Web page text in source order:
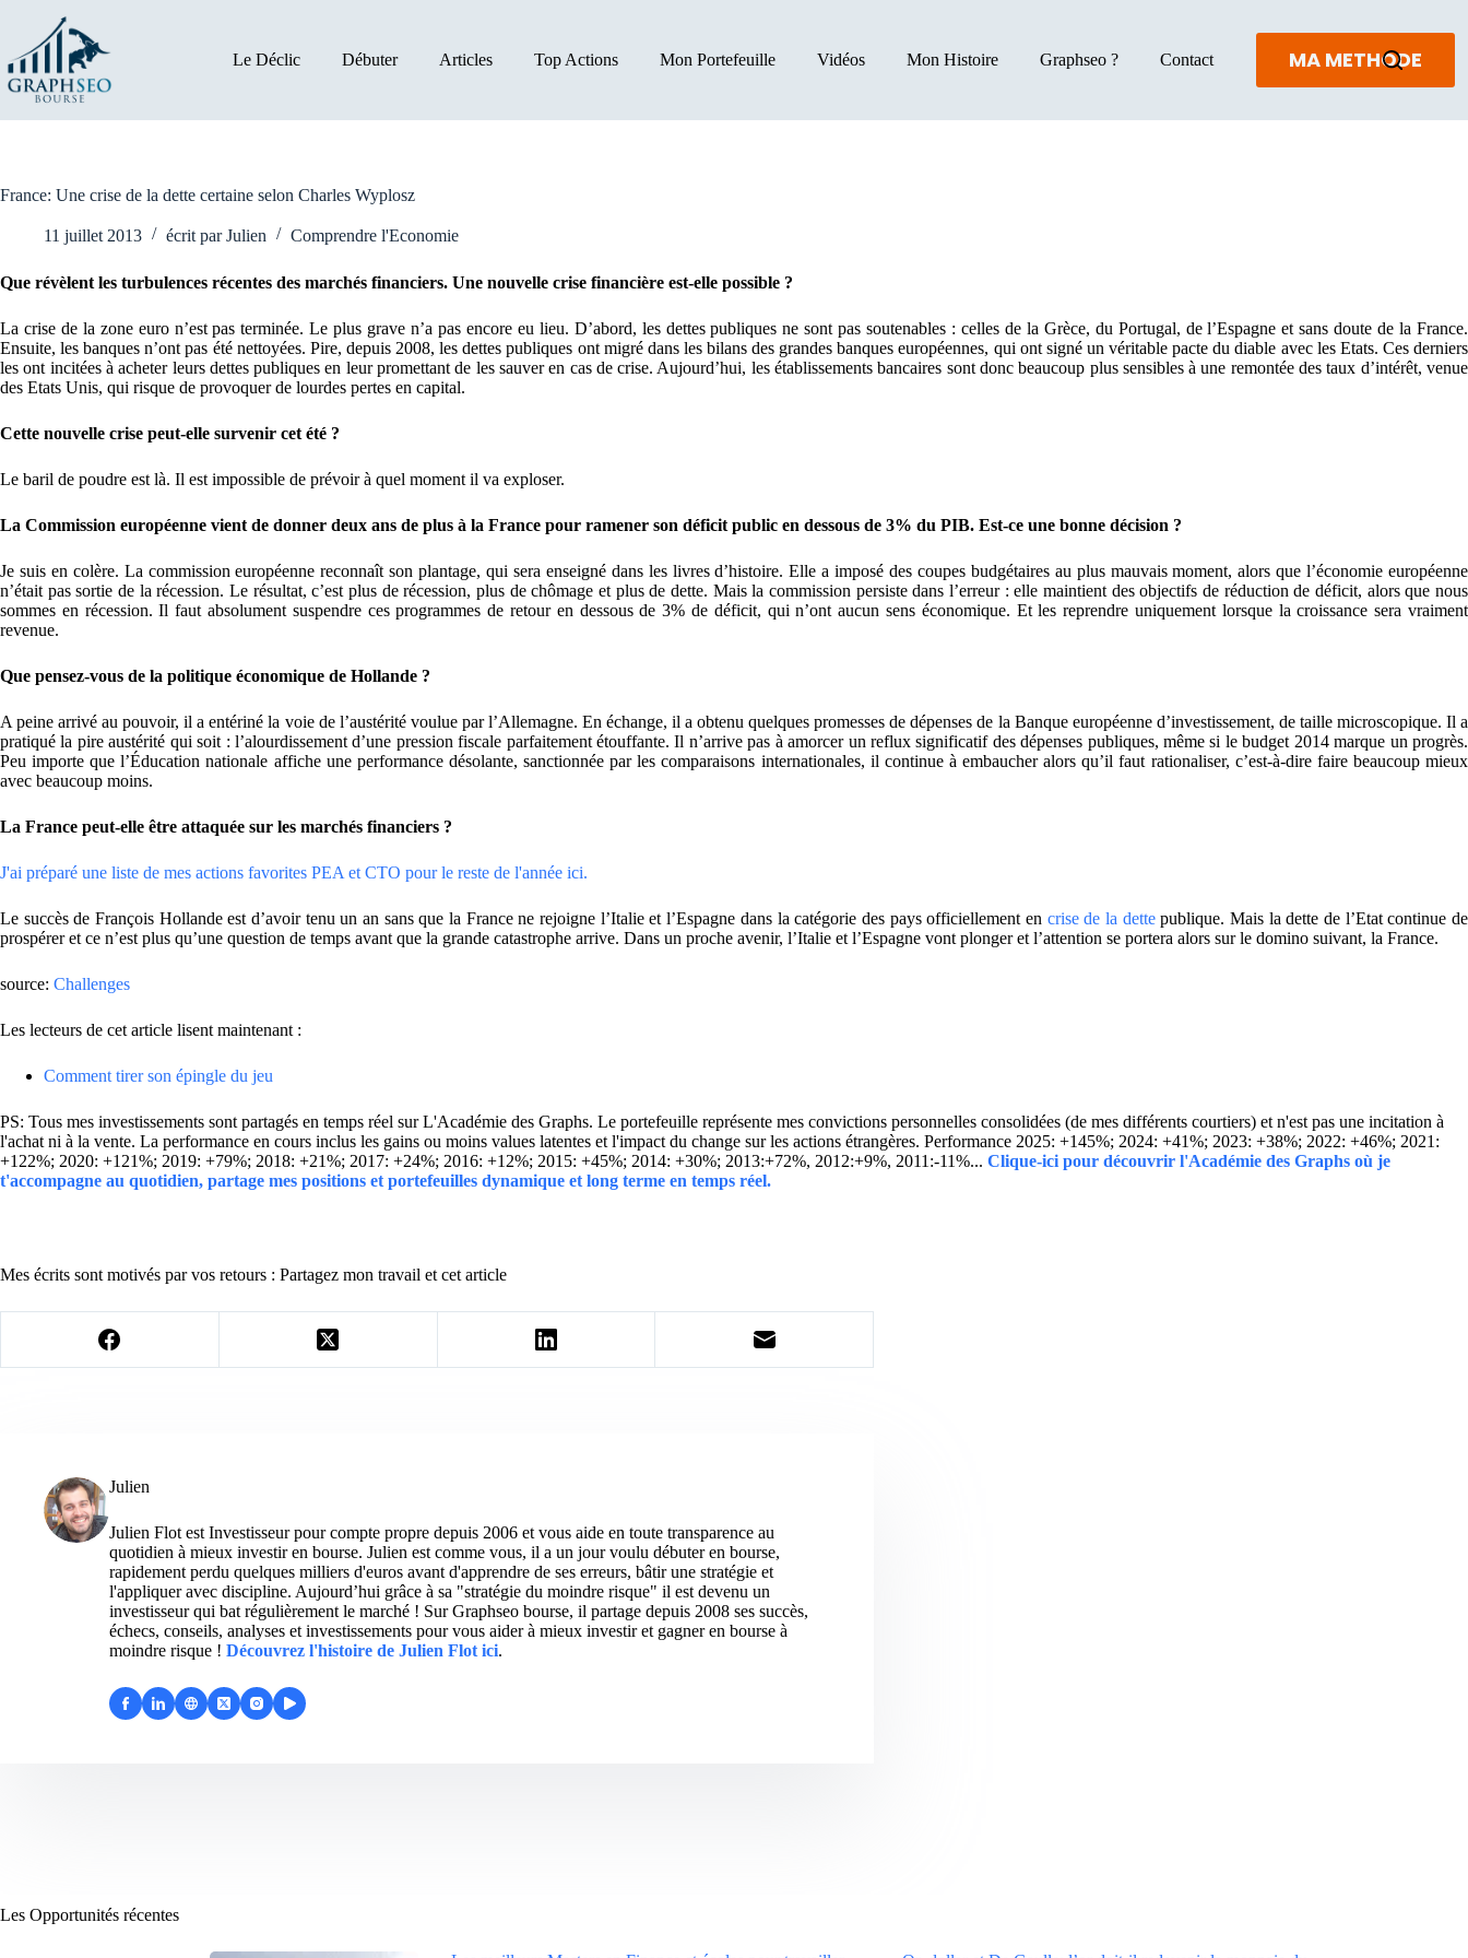
contenu
Le Déclic Débuter Articles Top Actions Mon Portefeuille Vidéos Mon Histoire Graphseo ? Contact MA METHODE
France: Une crise de la dette certaine selon Charles Wyplosz
11 juillet 2013 écrit par Julien Comprendre l'Economie
Que révèlent les turbulences récentes des marchés financiers. Une nouvelle crise financière est-elle possible ?
La crise de la zone euro n’est pas terminée. Le plus grave n’a pas encore eu lieu. D’abord, les dettes publiques ne sont pas soutenables : celles de la Grèce, du Portugal, de l’Espagne et sans doute de la France.
Ensuite, les banques n’ont pas été nettoyées. Pire, depuis 2008, les dettes publiques ont migré dans les bilans des grandes banques européennes, qui ont signé un véritable pacte du diable avec les Etats. Ces derniers
les ont incitées à acheter leurs dettes publiques en leur promettant de les sauver en cas de crise. Aujourd’hui, les établissements bancaires sont donc beaucoup plus sensibles à une remontée des taux d’intérêt, venue
des Etats Unis, qui risque de provoquer de lourdes pertes en capital.
Cette nouvelle crise peut-elle survenir cet été ?
Le baril de poudre est là. Il est impossible de prévoir à quel moment il va exploser.
La Commission européenne vient de donner deux ans de plus à la France pour ramener son déficit public en dessous de 3% du PIB. Est-ce une bonne décision ?
Je suis en colère. La commission européenne reconnaît son plantage, qui sera enseigné dans les livres d’histoire. Elle a imposé des coupes budgétaires au plus mauvais moment, alors que l’économie européenne
n’était pas sortie de la récession. Le résultat, c’est plus de récession, plus de chômage et plus de dette. Mais la commission persiste dans l’erreur : elle maintient des objectifs de réduction de déficit, alors que nous
sommes en récession. Il faut absolument suspendre ces programmes de retour en dessous de 3% de déficit, qui n’ont aucun sens économique. Et les reprendre uniquement lorsque la croissance sera vraiment
revenue.
Que pensez-vous de la politique économique de Hollande ?
A peine arrivé au pouvoir, il a entériné la voie de l’austérité voulue par l’Allemagne. En échange, il a obtenu quelques promesses de dépenses de la Banque européenne d’investissement, de taille microscopique. Il a
pratiqué la pire austérité qui soit : l’alourdissement d’une pression fiscale parfaitement étouffante. Il n’arrive pas à amorcer un reflux significatif des dépenses publiques, même si le budget 2014 marque un progrès.
Peu importe que l’Éducation nationale affiche une performance désolante, sanctionnée par les comparaisons internationales, il continue à embaucher alors qu’il faut rationaliser, c’est-à-dire faire beaucoup mieux
avec beaucoup moins.
La France peut-elle être attaquée sur les marchés financiers ?
J'ai préparé une liste de mes actions favorites PEA et CTO pour le reste de l'année ici.
Le succès de François Hollande est d’avoir tenu un an sans que la France ne rejoigne l’Italie et l’Espagne dans la catégorie des pays officiellement en crise de la dettepublique. Mais la dette de l’Etat continue de
prospérer et ce n’est plus qu’une question de temps avant que la grande catastrophe arrive. Dans un proche avenir, l’Italie et l’Espagne vont plonger et l’attention se portera alors sur le domino suivant, la France.
source: Challenges
Les lecteurs de cet article lisent maintenant :
Comment tirer son épingle du jeu
PS: Tous mes investissements sont partagés en temps réel sur L'Académie des Graphs. Le portefeuille représente mes convictions personnelles consolidées (de mes différents courtiers) et n'est pas une incitation à
l'achat ni à la vente. La performance en cours inclus les gains ou moins values latentes et l'impact du change sur les actions étrangères. Performance 2025: +145%; 2024: +41%; 2023: +38%; 2022: +46%; 2021:
+122%; 2020: +121%; 2019: +79%; 2018: +21%; 2017: +24%; 2016: +12%; 2015: +45%; 2014: +30%; 2013:+72%, 2012:+9%, 2011:-11%... Clique-ici pour découvrir l'Académie des Graphs où je
t'accompagne au quotidien, partage mes positions et portefeuilles dynamique et long terme en temps réel.
Mes écrits sont motivés par vos retours : Partagez mon travail et cet article
Julien
Julien Flot est Investisseur pour compte propre depuis 2006 et vous aide en toute transparence au
quotidien à mieux investir en bourse. Julien est comme vous, il a un jour voulu débuter en bourse,
rapidement perdu quelques milliers d'euros avant d'apprendre de ses erreurs, bâtir une stratégie et
l'appliquer avec discipline. Aujourd’hui grâce à sa "stratégie du moindre risque" il est devenu un
investisseur qui bat régulièrement le marché ! Sur Graphseo bourse, il partage depuis 2008 ses succès,
échecs, conseils, analyses et investissements pour vous aider à mieux investir et gagner en bourse à
moindre risque ! Découvrez l'histoire de Julien Flot ici.
Les Opportunités récentes